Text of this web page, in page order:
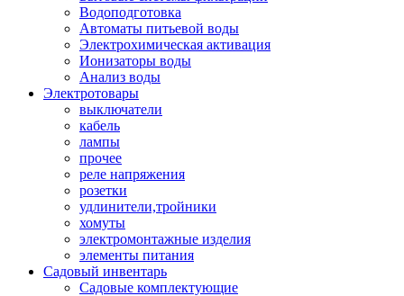
Водоподготовка
Автоматы питьевой воды
Электрохимическая активация
Ионизаторы воды
Анализ воды
Электротовары
выключатели
кабель
лампы
прочее
реле напряжения
розетки
удлинители,тройники
хомуты
электромонтажные изделия
элементы питания
Садовый инвентарь
Садовые комплектующие